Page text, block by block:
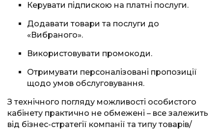
Керувати підпискою на платні послуги.
Додавати товари та послуги до
«Вибраного».
Використовувати промокоди.
Отримувати персоналізовані пропозиції
щодо умов обслуговування.
З технічного погляду можливості особистого
кабінету практично не обмежені – все залежить
від бізнес-стратегії компанії та типу товарів/